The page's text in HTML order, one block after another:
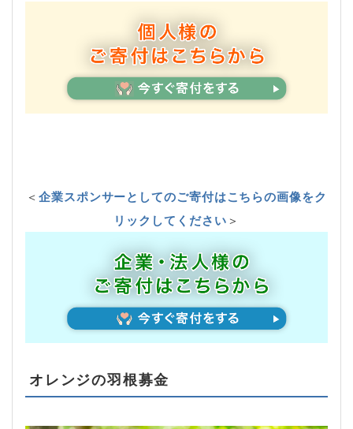
＜企業スポンサーとしてのご寄付はこちらの画像をク
リックしてください＞
オレンジの羽根募金